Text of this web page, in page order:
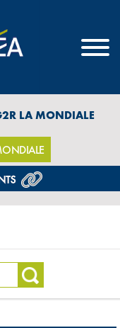
LA MONDIALE